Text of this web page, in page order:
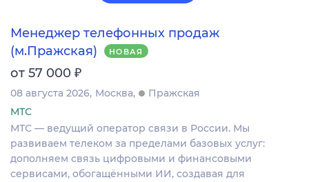
Менеджер телефонных продаж
(м.Пражская)
НОВАЯ
от 57 000 ₽
08 августа 2026 Москва
Пражская
МТС
МТС — ведущий оператор связи в России. Мы
развиваем телеком за пределами базовых услуг:
дополняем связь цифровыми и финансовыми
сервисами, обогащёнными ИИ, создавая для